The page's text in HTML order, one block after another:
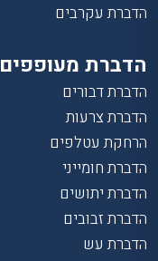
הדברת עקרבים
הדברת מעופפים
הדברת דבורים
הדברת צרעות
הרחקת עטלפים
הדברת חומייני
הדברת יתושים
הדברת זבובים
הדברת עש